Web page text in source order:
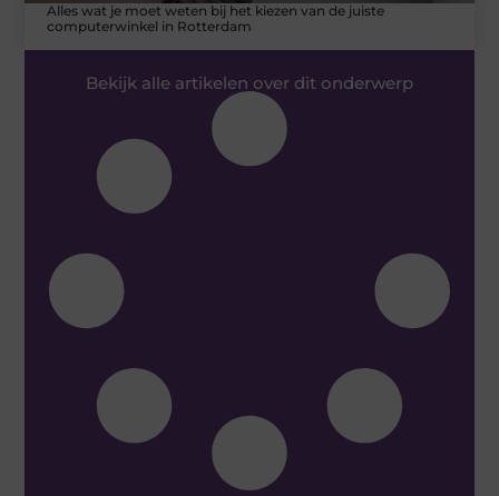
Alles wat je moet weten bij het kiezen van de juiste
computerwinkel in Rotterdam
Bekijk alle artikelen over dit onderwerp